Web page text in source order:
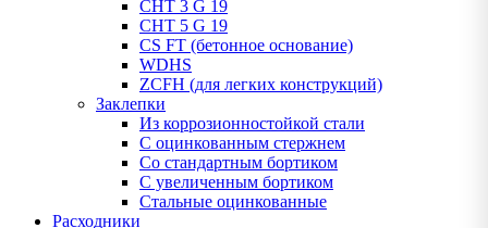
CHT 3 G 19
CHT 5 G 19
CS FT (бетонное основание)
WDHS
ZCFH (для легких конструкций)
Заклепки
Из коррозионностойкой стали
С оцинкованным стержнем
Со стандартным бортиком
С увеличенным бортиком
Стальные оцинкованные
Расходники